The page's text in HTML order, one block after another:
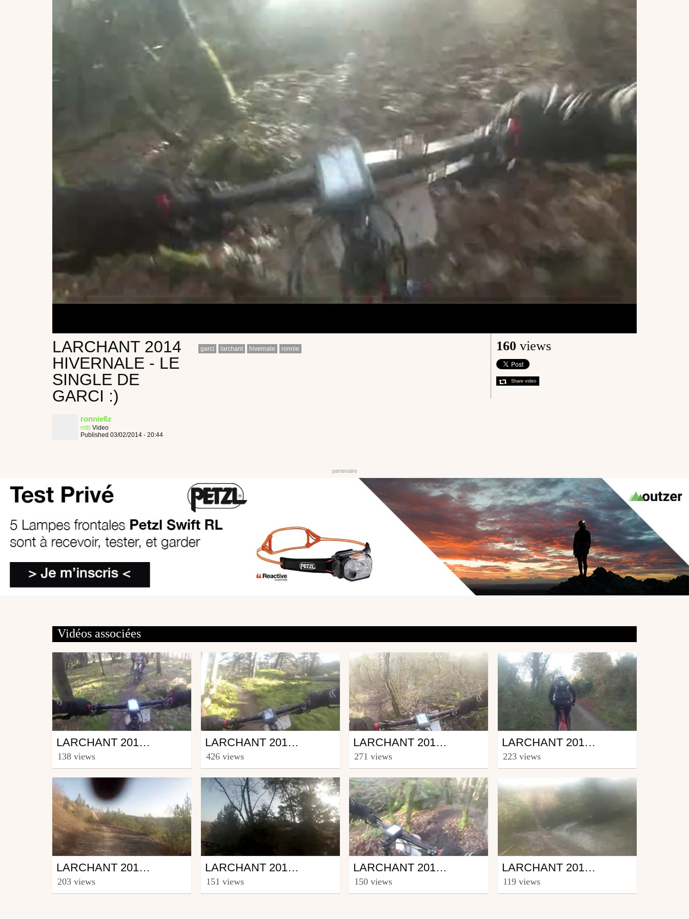
LARCHANT 2014
HIVERNALE - LE
SINGLE DE
GARCI :)
ronnie6z
mtb Video
Published 03/02/2014 - 20:44
160 views
Share video
garci larchant hivernale ronnie
Vidéos associées
Mtb
from ronnie6z
LARCHANT 2014 HIVERNALE -17- SUPER PASSAGE AVEC GARCI
138 views
Mtb
from ronnie6z
LARCHANT 2014 HIVERNALE -11- CHUTE N°1
426 views
Mtb
from ronnie6z
LARCHANT 2014 HIVERNALE -25- CHUTE N°2
271 views
Mtb
from ronnie6z
LARCHANT 2014 HIVERNALE - 02 - DÉPART
223 views
Mtb
from ronnie6z
LARCHANT 2014 HIVERNALE -06- SINGLE DE BMX
203 views
Mtb
from ronnie6z
LARCHANT 2014 HIVERNALE -14- INSIDE
151 views
Mtb
from ronnie6z
LARCHANT 2014 HIVERNALE -27- JOLI D- TECHNIQUE
150 views
Mtb
from ronnie6z
LARCHANT 2014 HIVERNALE -13- AIE AIE AIE (D'EN HAUT)
119 views